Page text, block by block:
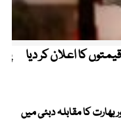
کا اعلان کر دیا
پاکستان اور بھارت کا مقابلہ دبئی میں